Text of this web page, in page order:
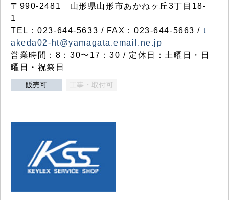
〒990-2481 山形県山形市あかねヶ丘3丁目18-
1
TEL：023-644-5633 / FAX：023-644-5663 / t
akeda02-ht@yamagata.email.ne.jp
営業時間：8：30〜17：30 / 定休日：土曜日・日
曜日・祝祭日
販売可 工事・取付可